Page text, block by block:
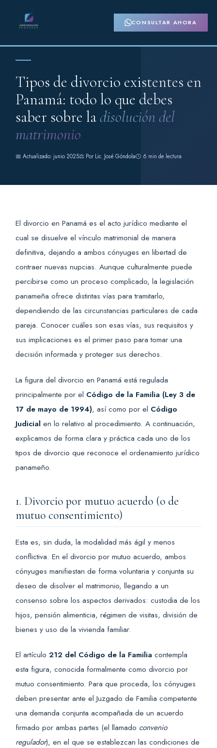
CONSULTAR AHORA
Tipos de divorcio existentes en
Panamá: todo lo que debes
saber sobre ladisolución del
matrimonio
📅 Actualizado: junio 2025⚖️ Por Lic. José Góndola🕒 6 min de lectura
El divorcio en Panamá es el acto jurídico mediante el
cual se disuelve el vínculo matrimonial de manera
definitiva, dejando a ambos cónyuges en libertad de
contraer nuevas nupcias. Aunque culturalmente puede
percibirse como un proceso complicado, la legislación
panameña ofrece distintas vías para tramitarlo,
dependiendo de las circunstancias particulares de cada
pareja. Conocer cuáles son esas vías, sus requisitos y
sus implicaciones es el primer paso para tomar una
decisión informada y proteger sus derechos.
La figura del divorcio en Panamá está regulada
principalmente por el Código de la Familia (Ley 3 de
17 de mayo de 1994), así como por el Código
Judicial en lo relativo al procedimiento. A continuación,
explicamos de forma clara y práctica cada uno de los
tipos de divorcio que reconoce el ordenamiento jurídico
panameño.
1. Divorcio por mutuo acuerdo (o de
mutuo consentimiento)
Esta es, sin duda, la modalidad más ágil y menos
conflictiva. En el divorcio por mutuo acuerdo, ambos
cónyuges manifiestan de forma voluntaria y conjunta su
deseo de disolver el matrimonio, llegando a un
consenso sobre los aspectos derivados: custodia de los
hijos, pensión alimenticia, régimen de visitas, división de
bienes y uso de la vivienda familiar.
El artículo 212 del Código de la Familia contempla
esta figura, conocida formalmente como divorcio por
mutuo consentimiento. Para que proceda, los cónyuges
deben presentar ante el Juzgado de Familia competente
una demanda conjunta acompañada de un acuerdo
firmado por ambas partes (el llamado convenio
regulador), en el que se establezcan las condiciones de